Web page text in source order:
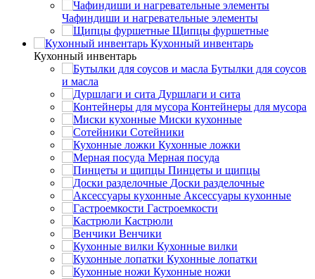
Чафиндиши и нагревательные элементы
Щипцы фуршетные
Кухонный инвентарь
Кухонный инвентарь
Бутылки для соусов
и масла
Дуршлаги и сита
Контейнеры для мусора
Миски кухонные
Сотейники
Кухонные ложки
Мерная посуда
Пинцеты и щипцы
Доски разделочные
Аксессуары кухонные
Гастроемкости
Кастрюли
Венчики
Кухонные вилки
Кухонные лопатки
Кухонные ножи